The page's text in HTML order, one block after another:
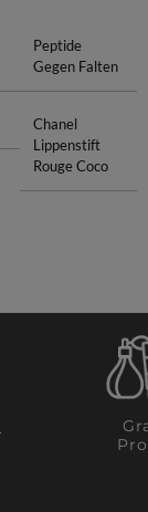
Peptide
Gegen Falten
Chanel
Lippenstift
Rouge Coco